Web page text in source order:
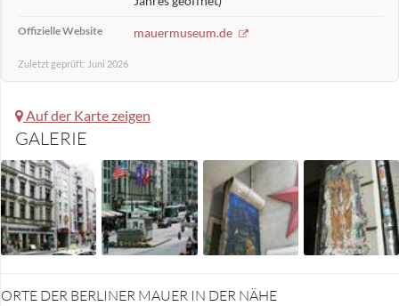
Offizielle Website mauermuseum.de
Zuletzt geprüft: Juni 2026
Auf der Karte zeigen
GALERIE
ORTE DER BERLINER MAUER IN DER NÄHE